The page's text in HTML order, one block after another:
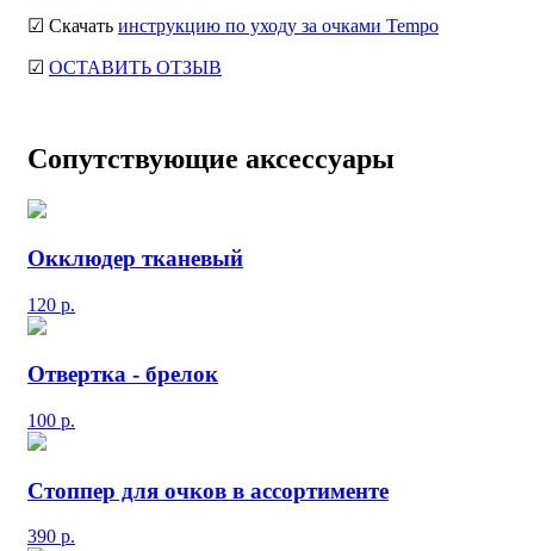
☑ Скачать инструкцию по уходу за очками Tempo
☑ ОСТАВИТЬ ОТЗЫВ
Сопутствующие аксессуары
Окклюдер тканевый
120 р.
Отвертка - брелок
100 р.
Стоппер для очков в ассортименте
390 р.